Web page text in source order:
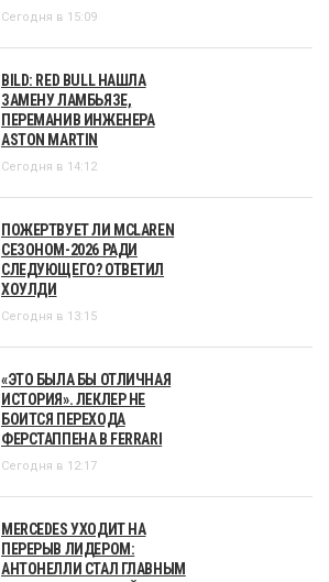
Сегодня в 15:09
BILD: RED BULL НАШЛА
ЗАМЕНУ ЛАМБЬЯЗЕ,
ПЕРЕМАНИВ ИНЖЕНЕРА
ASTON MARTIN
Сегодня в 14:12
ПОЖЕРТВУЕТ ЛИ MCLAREN
СЕЗОНОМ-2026 РАДИ
СЛЕДУЮЩЕГО? ОТВЕТИЛ
ХОУЛДИ
Сегодня в 13:15
«ЭТО БЫЛА БЫ ОТЛИЧНАЯ
ИСТОРИЯ». ЛЕКЛЕР НЕ
БОИТСЯ ПЕРЕХОДА
ФЕРСТАППЕНА В FERRARI
Сегодня в 12:17
MERCEDES УХОДИТ НА
ПЕРЕРЫВ ЛИДЕРОМ:
АНТОНЕЛЛИ СТАЛ ГЛАВНЫМ